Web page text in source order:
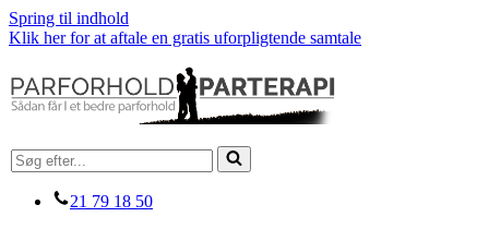
Spring til indhold
Klik her for at aftale en gratis uforpligtende samtale
Søg
efter...
21 79 18 50